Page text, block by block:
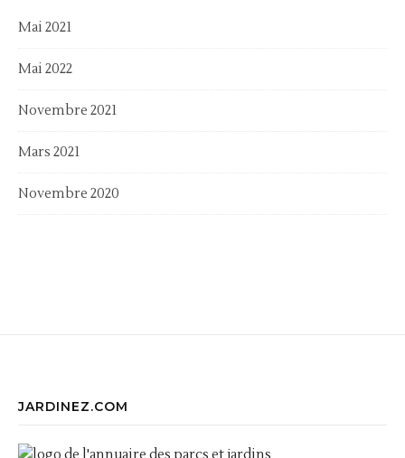
Mai 2021
Mai 2022
Novembre 2021
Mars 2021
Novembre 2020
JARDINEZ.COM